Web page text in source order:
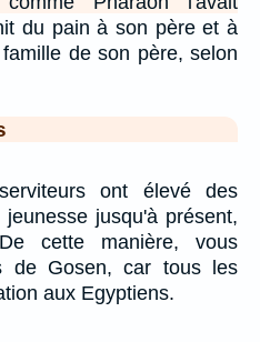
du pain à son père et à
de son père, selon
ont élevé des
jusqu'à présent,
cette manière, vous
de Gosen, car tous les
aux Egyptiens.